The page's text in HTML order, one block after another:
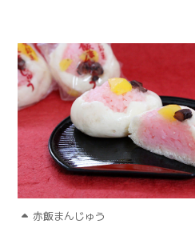
赤飯まんじゅう